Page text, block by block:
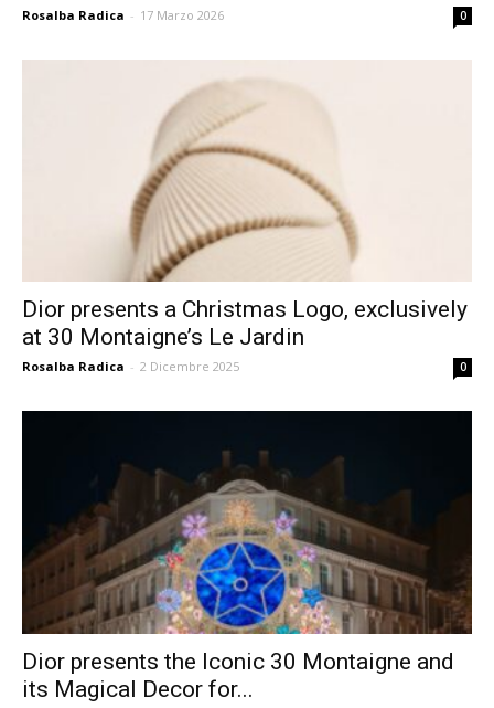
Rosalba Radica - 17 Marzo 2026 0
Dior presents a Christmas Logo, exclusively
at 30 Montaigne’s Le Jardin
Rosalba Radica - 2 Dicembre 2025 0
Dior presents the Iconic 30 Montaigne and
its Magical Decor for...